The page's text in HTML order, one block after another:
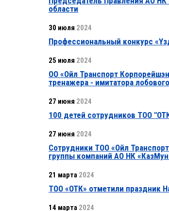
области
30 июля 2024
Профессиональный конкурс
25 июля 2024
ОО «Ойл Транспорт
тренажера - имитатора
27 июня 2024
100 детей сотрудников ТОО
27 июня 2024
Сотрудники ТОО «Ойл
группы компаний АО НК
21 марта 2024
ТОО «ОТК» отметили праздник
14 марта 2024